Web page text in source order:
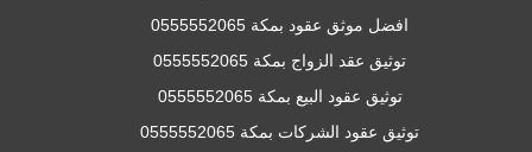
افضل موثق عقود بمكة 0555552065
توثيق عقد الزواج بمكة 0555552065
توثيق عقود البيع بمكة 0555552065
توثيق عقود الشركات بمكة 0555552065